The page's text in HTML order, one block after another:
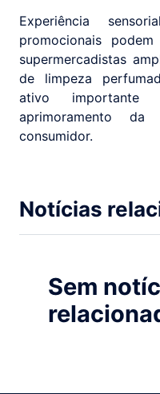
Experiência
promocionais
supermercadistas
de limpeza
ativo
aprimoramento
consumidor.
Notícias
Sem